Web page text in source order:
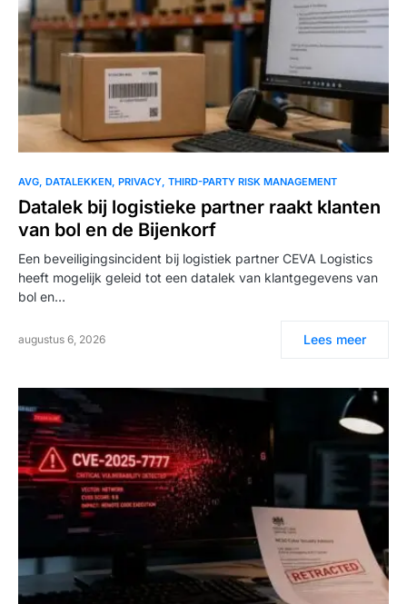
AVG DATALEKKEN PRIVACY THIRD-PARTY RISK MANAGEMENT
Datalek bij logistieke partner raakt klanten
van bol en de Bijenkorf
Een beveiligingsincident bij logistiek partner CEVA Logistics
heeft mogelijk geleid tot een datalek van klantgegevens van
bol en…
augustus 6, 2026 Lees meer